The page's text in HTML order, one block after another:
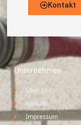
Kontakt
Unternehmen
Über uns
Kontakt
Impressum